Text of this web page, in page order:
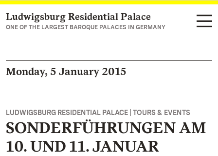
Navigate to main page
Ludwigsburg Residential Palace
ONE OF THE LARGEST BAROQUE PALACES IN GERMANY
Monday, 5 January 2015
LUDWIGSBURG RESIDENTIAL PALACE | TOURS & EVENTS
SONDERFÜHRUNGEN AM
10. UND 11. JANUAR